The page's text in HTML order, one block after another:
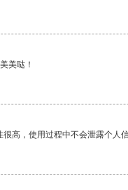
美哒！
高，使用过程中不会泄露个人